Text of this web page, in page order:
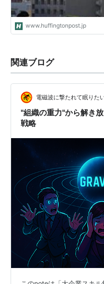
www.huffingtonpost.jp
関連ブログ
電磁波に撃たれて眠りた
"組織の重力"から解き
戦略